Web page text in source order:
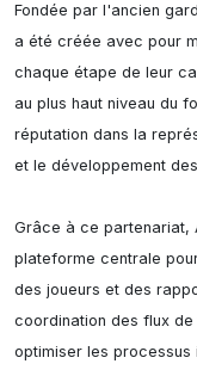
Fondée par l'ancien
a été créée avec pour
chaque étape de leur
au plus haut niveau du
réputation dans la
et le développement
Grâce à ce partenariat,
plateforme centrale
des joueurs et des
coordination des flux
optimiser les